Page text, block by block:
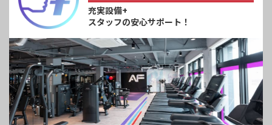
充実設備+
スタッフの安心サポート！